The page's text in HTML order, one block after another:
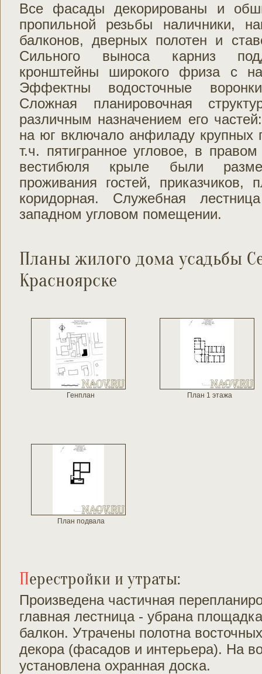
Все фасады декорированы и
пропильной резьбы наличники,
балконов, дверных полотен и
Сильного выноса карниз
кронштейны широкого фриза с
Эффектны водосточные
Сложная планировочная
различным назначением его
на юг включало анфиладу
т.ч. пятигранное угловое, в
вестибюля крыле были
проживания гостей, приказчиков,
коридорная. Служебная
западном угловом помещении.
Планы жилого дома усадьбы
Красноярске
Генплан План 1 этажа
План подвала
Перестройки и утраты:
Произведена частичная
главная лестница - убрана
балкон. Утрачены полотна
декора (фасадов и интерьера). На
установлена охранная доска.